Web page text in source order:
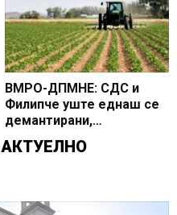
Реформската агенда
ВМРО-ДПМНЕ: СДС и
Филипче уште еднаш се
демантирани,
средствата од ИПАРД
програмата повторно се
АКТУЕЛНО